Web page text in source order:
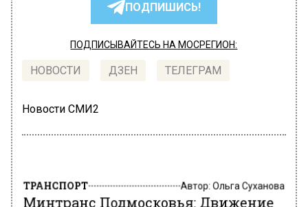
ПОДПИШИСЬ!
ПОДПИСЫВАЙТЕСЬ НА МОСРЕГИОН:
НОВОСТИ ДЗЕН ТЕЛЕГРАМ
Новости СМИ2
ТРАНСПОРТ Автор: Ольга Суханова
Минтранс Подмосковья: Движение